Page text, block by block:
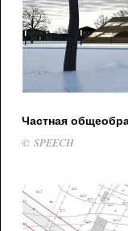
Частная
© SPEECH